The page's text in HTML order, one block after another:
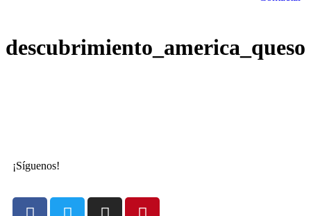
descubrimiento_america_queso
¡Síguenos!